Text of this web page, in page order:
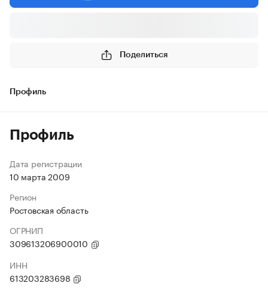
Поделиться
Профиль
Профиль
Дата регистрации
10 марта 2009
Регион
Ростовская область
ОГРНИП
309613206900010
ИНН
613203283698